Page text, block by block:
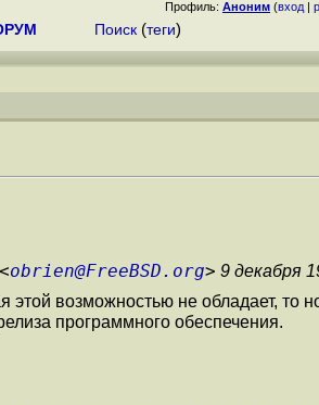
Профиль: Аноним (вход |
Поиск (теги)
<obrien@FreeBSD.org> 9 декабря
этой возможностью не обладает, то
программного обеспечения.